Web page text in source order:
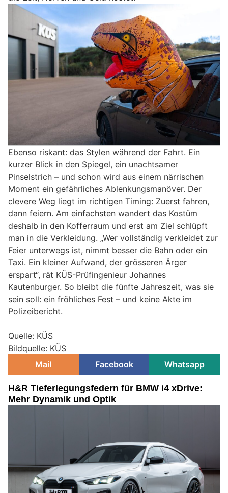
Ebenso riskant: das Stylen während der Fahrt. Ein
kurzer Blick in den Spiegel, ein unachtsamer
Pinselstrich – und schon wird aus einem närrischen
Moment ein gefährliches Ablenkungsmanöver. Der
clevere Weg liegt im richtigen Timing: Zuerst fahren,
dann feiern. Am einfachsten wandert das Kostüm
deshalb in den Kofferraum und erst am Ziel schlüpft
man in die Verkleidung. „Wer vollständig verkleidet zur
Feier unterwegs ist, nimmt besser die Bahn oder ein
Taxi. Ein kleiner Aufwand, der grösseren Ärger
erspart“, rät KÜS-Prüfingenieur Johannes
Kautenburger. So bleibt die fünfte Jahreszeit, was sie
sein soll: ein fröhliches Fest – und keine Akte im
Polizeibericht.
Quelle: KÜS
Bildquelle: KÜS
Mail
Facebook Whatsapp
H&R Tieferlegungsfedern für BMW i4 xDrive:
Mehr Dynamik und Optik